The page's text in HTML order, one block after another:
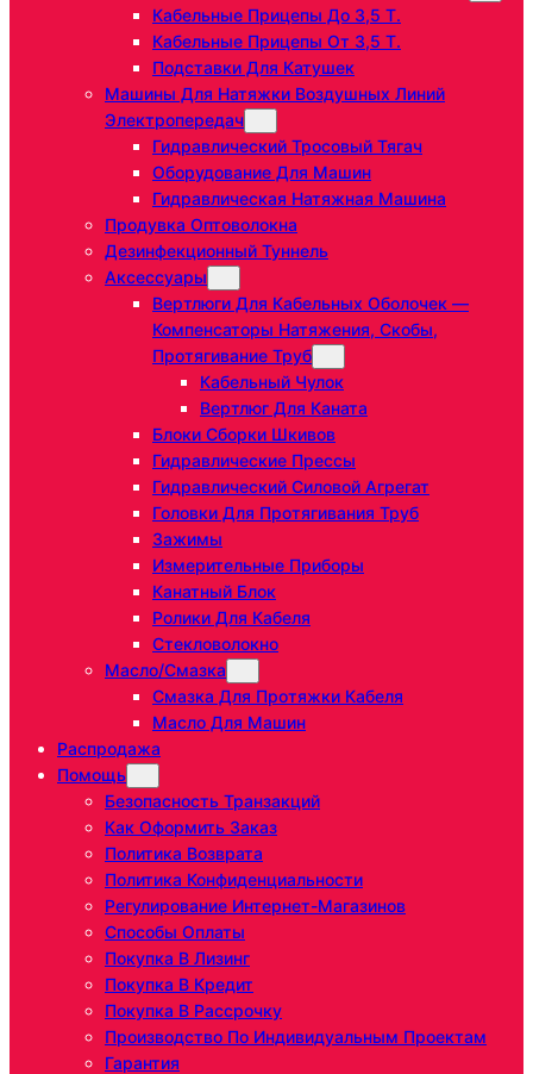
Кабельные Прицепы До 3,5 Т.
Кабельные Прицепы От 3,5 Т.
Подставки Для Катушек
Машины Для Натяжки Воздушных Линий
Электропередач
Гидравлический Тросовый Тягач
Оборудование Для Машин
Гидравлическая Натяжная Машина
Продувка Оптоволокна
Дезинфекционный Туннель
Аксессуары
Вертлюги Для Кабельных Оболочек —
Компенсаторы Натяжения, Скобы,
Протягивание Труб
Кабельный Чулок
Вертлюг Для Каната
Блоки Сборки Шкивов
Гидравлические Прессы
Гидравлический Силовой Агрегат
Головки Для Протягивания Труб
Зажимы
Измерительные Приборы
Канатный Блок
Ролики Для Кабеля
Стекловолокно
Масло/Смазка
Смазка Для Протяжки Кабеля
Масло Для Машин
Распродажа
Помощь
Безопасность Транзакций
Как Оформить Заказ
Политика Возврата
Политика Конфиденциальности
Регулирование Интернет-Магазинов
Способы Оплаты
Покупка В Лизинг
Покупка В Кредит
Покупка В Рассрочку
Производство По Индивидуальным Проектам
Гарантия